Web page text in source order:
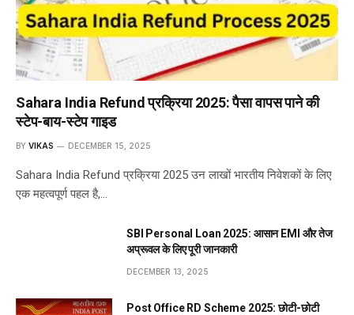
Sahara India Refund प्रक्रिया 2025: पैसा वापस पाने की
स्टेप-बाय-स्टेप गाइड
BY VIKAS DECEMBER 15, 2025
Sahara India Refund प्रक्रिया 2025 उन लाखों भारतीय निवेशकों के लिए
एक महत्वपूर्ण पहल है,…
SBI Personal Loan 2025: आसान EMI और तेज
अप्रूवल के लिए पूरी जानकारी
DECEMBER 13, 2025
Post Office RD Scheme 2025: छोटी-छोटी